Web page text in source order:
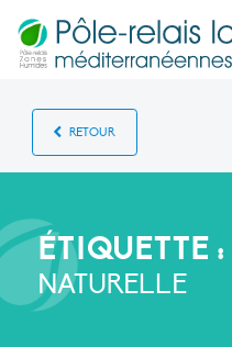
RETOUR
ÉTIQUETTE :
NATURELLE